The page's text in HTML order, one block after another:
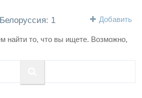
Белоруссия: 1 Добавить
найти то, что вы ищете. Возможно,